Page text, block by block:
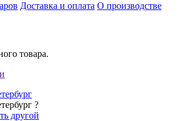
Доставка и оплата О производстве
товара.
?
другой